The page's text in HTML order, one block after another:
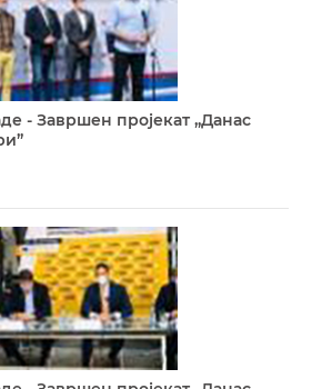
- Завршен пројекат „Данас